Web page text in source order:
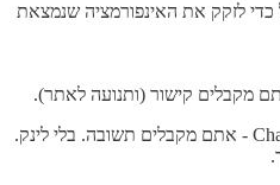
כדי לזקק את האינפורמציה שנמצאת
מקבלים קישור (ותנועה לאתר).
כשאתם שואלים את ChatGPT - אתם מקבלים תשובה. בלי לינק.